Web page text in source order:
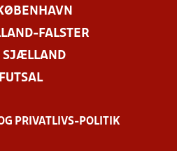
FALSTER
SJÆLLAND
FUTSAL
PRIVATLIVS-POLITIK